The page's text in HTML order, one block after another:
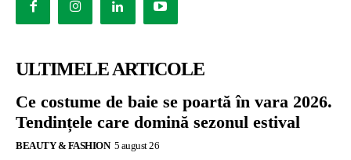
ULTIMELE ARTICOLE
Ce costume de baie se poartă în vara 2026.
Tendințele care domină sezonul estival
BEAUTY & FASHION 5 august 26